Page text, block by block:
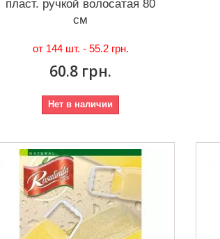
пласт. ручкой волосатая 80
см
от 144 шт. - 55.2 грн.
60.8 грн.
Нет в наличии